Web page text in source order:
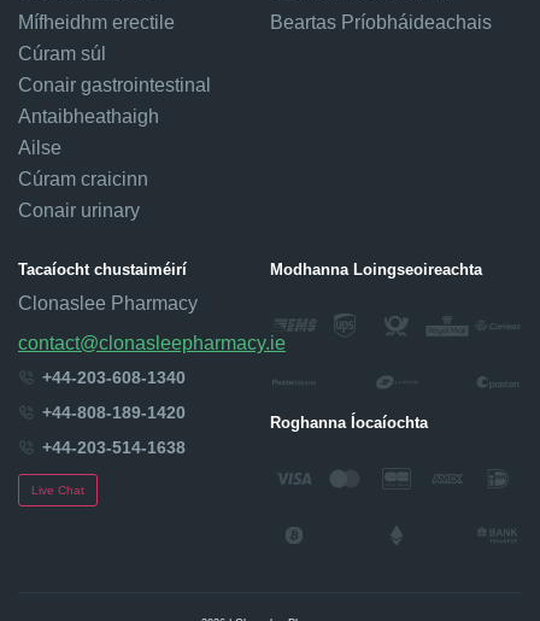
Mífheidhm erectile
Cúram súl
Conair gastrointestinal
Antaibheathaigh
Ailse
Cúram craicinn
Conair urinary
Beartas Príobháideachais
Tacaíocht chustaiméirí
Clonaslee Pharmacy
contact@clonasleepharmacy.ie
+44-203-608-1340
+44-808-189-1420
+44-203-514-1638
Live Chat
Modhanna Loingseoireachta
Roghanna Íocaíochta